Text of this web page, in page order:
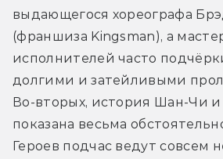
выдающегося хореографа
(франшиза Kingsman), а
исполнителей часто
долгими и затейливыми
Во-вторых, история Шан-Чи и
показана весьма
Героев подчас ведут совсем